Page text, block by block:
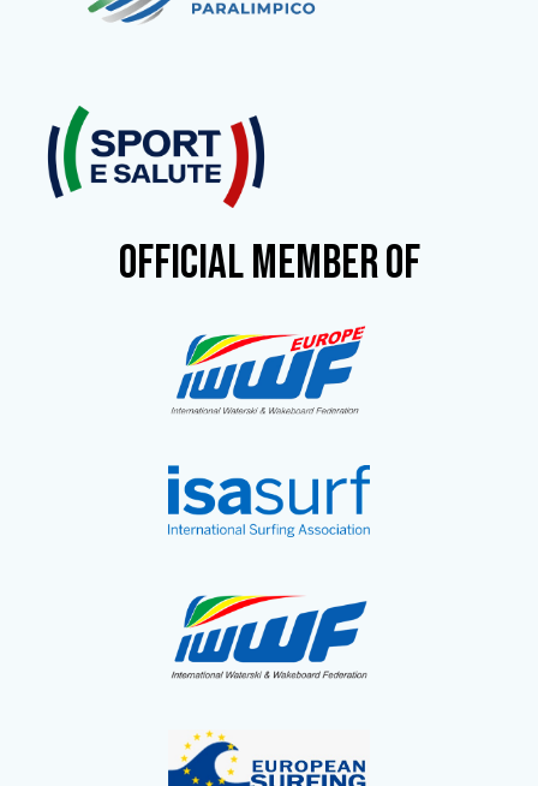
OFFICIAL MEMBER OF